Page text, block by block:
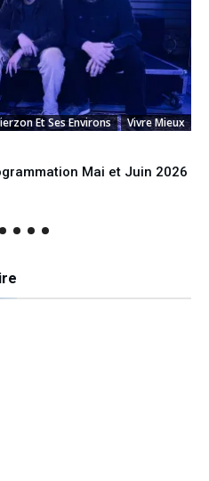
Et Ses Environs Vivre Mieux
Mai et Juin 2026